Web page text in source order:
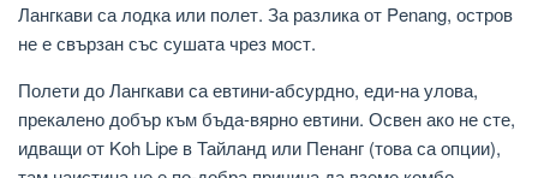
Лангкави са лодка или полет. За разлика от Penang, остров
не е свързан със сушата чрез мост.
Полети до Лангкави са евтини-абсурдно, еди-на улова,
прекалено добър към бъда-вярно евтини. Освен ако не сте,
идващи от Koh Lipe в Тайланд или Пенанг (това са опции),